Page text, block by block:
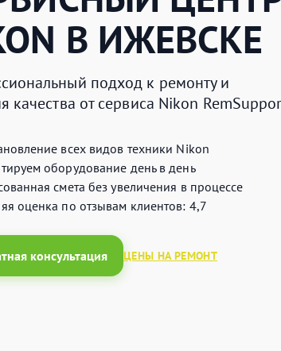
В ИЖЕВСКЕ
подход к ремонту и
качества от сервиса Nikon
всех видов техники Nikon
оборудование день в день
смета без увеличения в процессе
оценка по отзывам клиентов: 4,7
консультация ЦЕНЫ НА РЕМОНТ